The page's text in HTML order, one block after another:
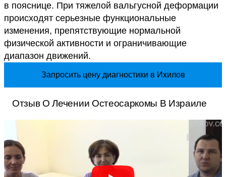
в пояснице. При тяжелой вальгусной деформации
происходят серьезные функциональные
изменения, препятствующие нормальной
физической активности и ограничивающие
диапазон движений.
Запросить цену диагностики в Ихилов
Отзыв О Лечении Остеосаркомы В Израиле